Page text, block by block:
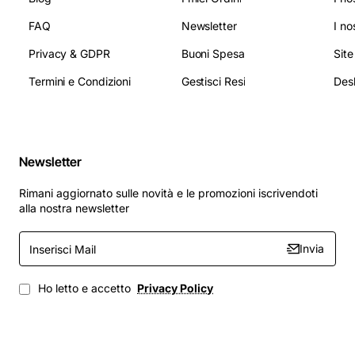
FAQ
Privacy & GDPR
Termini e Condizioni
Newsletter
Buoni Spesa
Gestisci Resi
I
Newsletter
Rimani aggiornato sulle novità e le promozioni iscrivendoti
alla nostra newsletter
Inserisci
Mail
Invia
Ho letto e accetto Privacy Policy